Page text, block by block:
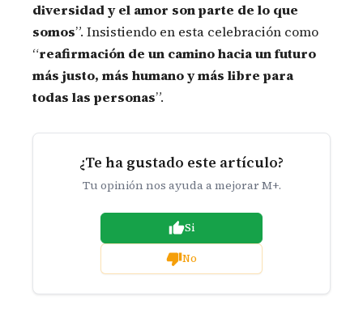
diversidad y el amor son parte de lo que
somos”. Insistiendo en esta celebración como
“reafirmación de un camino hacia un futuro
más justo, más humano y más libre para
todas las personas”.
¿Te ha gustado este artículo?
Tu opinión nos ayuda a mejorar M+.
Si
No